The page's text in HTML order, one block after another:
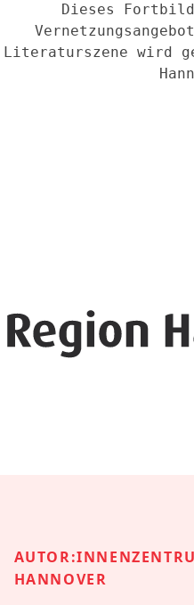
Dieses
Literaturszene wird
HANNOVER